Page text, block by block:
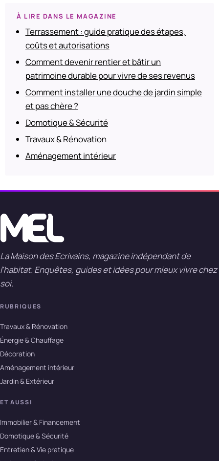
À LIRE DANS LE MAGAZINE
Terrassement : guide pratique des étapes,
coûts et autorisations
Comment devenir rentier et bâtir un
patrimoine durable pour vivre de ses revenus
Comment installer une douche de jardin simple
et pas chère ?
Domotique & Sécurité
Travaux & Rénovation
Aménagement intérieur
La Maison des Ecrivains, magazine indépendant de
l'habitat. Enquêtes, guides et idées pour mieux vivre chez
soi.
RUBRIQUES
Travaux & Rénovation
Énergie & Chauffage
Décoration
Aménagement intérieur
Jardin & Extérieur
ET AUSSI
Immobilier & Financement
Domotique & Sécurité
Entretien & Vie pratique